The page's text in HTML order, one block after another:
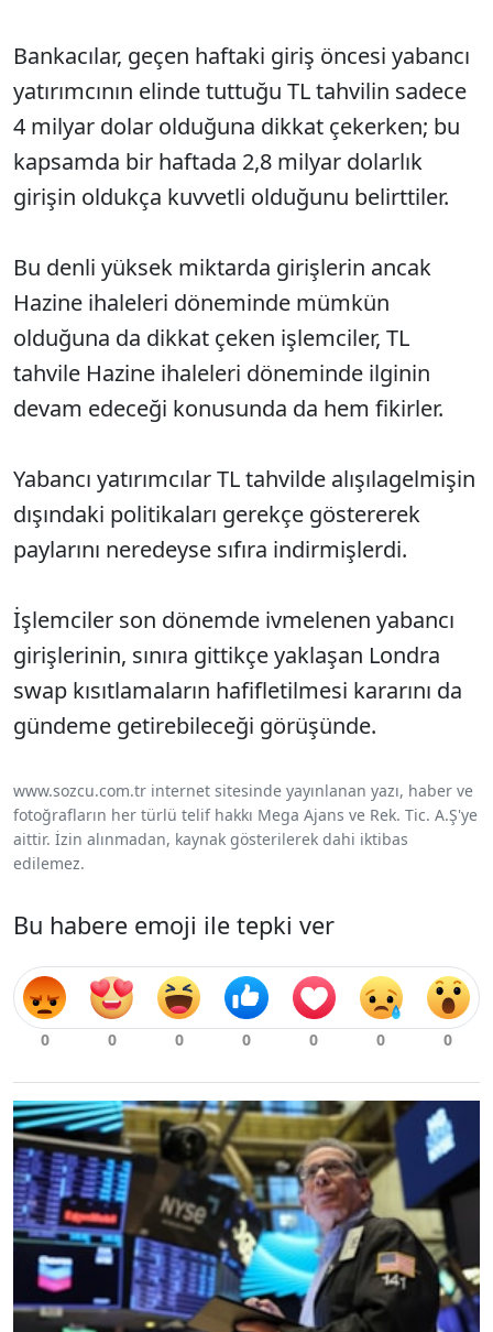
Bankacılar, geçen haftaki giriş öncesi yabancı
yatırımcının elinde tuttuğu TL tahvilin sadece
4 milyar dolar olduğuna dikkat çekerken; bu
kapsamda bir haftada 2,8 milyar dolarlık
girişin oldukça kuvvetli olduğunu belirttiler.
Bu denli yüksek miktarda girişlerin ancak
Hazine ihaleleri döneminde mümkün
olduğuna da dikkat çeken işlemciler, TL
tahvile Hazine ihaleleri döneminde ilginin
devam edeceği konusunda da hem fikirler.
Yabancı yatırımcılar TL tahvilde alışılagelmişin
dışındaki politikaları gerekçe göstererek
paylarını neredeyse sıfıra indirmişlerdi.
İşlemciler son dönemde ivmelenen yabancı
girişlerinin, sınıra gittikçe yaklaşan Londra
swap kısıtlamaların hafifletilmesi kararını da
gündeme getirebileceği görüşünde.
www.sozcu.com.tr internet sitesinde yayınlanan yazı, haber ve
fotoğrafların her türlü telif hakkı Mega Ajans ve Rek. Tic. A.Ş'ye
aittir. İzin alınmadan, kaynak gösterilerek dahi iktibas
edilemez.
Bu habere emoji ile tepki ver